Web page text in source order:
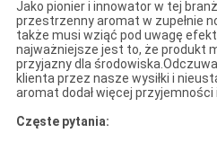
Jako pionier i innowator w tej
przestrzenny aromat w zupełnie
także musi wziąć pod uwagę
najważniejsze jest to, że produkt
przyjazny dla
klienta przez nasze wysiłki i
aromat dodał więcej
Częste pytania: